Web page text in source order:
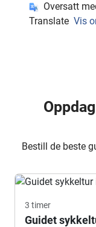
Oversatt
Translate Vis
Bestill de beste
3 timer
Guidet